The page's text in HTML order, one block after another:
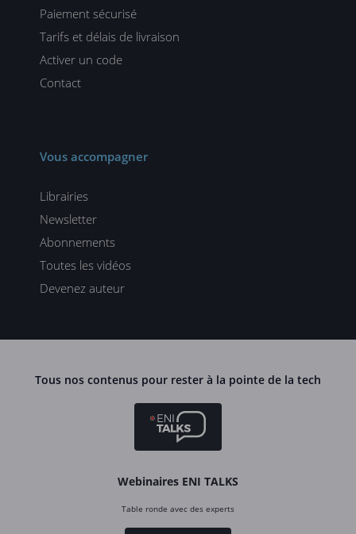
Paiement sécurisé
Tarifs et délais de livraison
Activer un code
Contact
Vous accompagner
Librairies
Newsletter
Abonnements
Toutes les vidéos
Devenez auteur
Tous nos contenus pour rester à la pointe de la tech
Webinaires ENI TALKS
Table ronde avec des experts